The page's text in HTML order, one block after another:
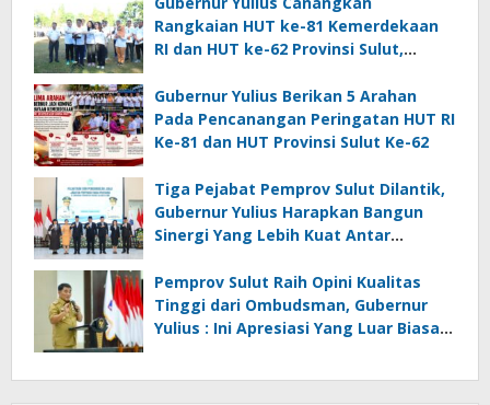
Rangkaian HUT ke-81 Kemerdekaan
RI dan HUT ke-62 Provinsi Sulut,
Gubernur Yulius Berikan 5 Arahan
Pada Pencanangan Peringatan HUT RI
Ke-81 dan HUT Provinsi Sulut Ke-62
Tiga Pejabat Pemprov Sulut Dilantik,
Gubernur Yulius Harapkan Bangun
Sinergi Yang Lebih Kuat Antar
Pemprov Sulut Raih Opini Kualitas
Tinggi dari Ombudsman, Gubernur
Yulius : Ini Apresiasi Yang Luar Biasa,